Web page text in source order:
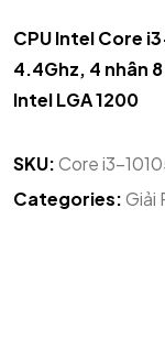
CPU Intel Core
4.4Ghz, 4 nhân
Intel LGA 1200
SKU:Core i3-
Categories:Giải